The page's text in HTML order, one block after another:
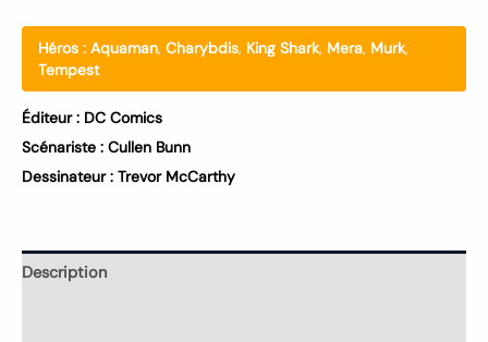
Héros : Aquaman, Charybdis, King Shark, Mera, Murk,
Tempest
Éditeur : DC Comics
Scénariste : Cullen Bunn
Dessinateur : Trevor McCarthy
Description